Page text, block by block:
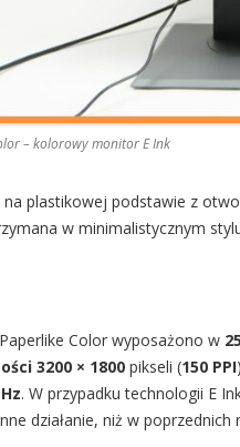
– kolorowy monitor E Ink
na plastikowej podstawie z
w minimalistycznym
Color wyposażono w
3200 × 1800 pikseli (150 PPI
. W przypadku technologii E
działanie, niż w